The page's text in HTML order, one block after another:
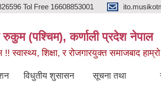
Tol Free 16608853001
रुकुम (पश्चिम), कर्णाली प्रदेश नेपाल
स्वास्थ्य, शिक्षा, र रोजगारयुक्त समाजबाद
विधुतीय शुसासन सूचना तथा